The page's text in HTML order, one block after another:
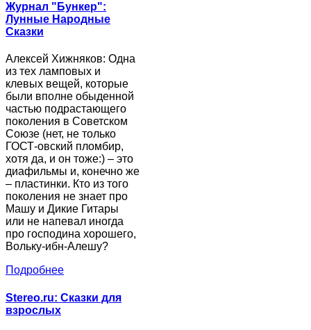
Журнал "Бункер":
Лунные Народные
Сказки
Алексей Хижняков: Одна
из тех ламповых и
клевых вещей, которые
были вполне обыденной
частью подрастающего
поколения в Советском
Союзе (нет, не только
ГОСТ-овский пломбир,
хотя да, и он тоже:) – это
диафильмы и, конечно же
– пластинки. Кто из того
поколения не знает про
Машу и Дикие Гитары
или не напевал иногда
про господина хорошего,
Вольку-ибн-Алешу?
Подробнее
Stereo.ru: Сказки для
взрослых